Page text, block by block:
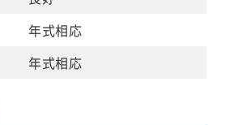
年式相応
年式相応